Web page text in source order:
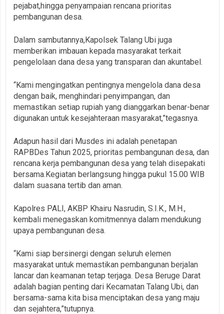
pejabat,hingga penyampaian rencana prioritas
pembangunan desa.
Dalam sambutannya,Kapolsek Talang Ubi juga
memberikan imbauan kepada masyarakat terkait
pengelolaan dana desa yang transparan dan akuntabel.
“Kami mengingatkan pentingnya mengelola dana desa
dengan baik, menghindari penyimpangan, dan
memastikan setiap rupiah yang dianggarkan benar-benar
digunakan untuk kesejahteraan masyarakat,”tegasnya.
Adapun hasil dari Musdes ini adalah penetapan
RAPBDes Tahun 2025, prioritas pembangunan desa, dan
rencana kerja pembangunan desa yang telah disepakati
bersama.Kegiatan berlangsung hingga pukul 15.00 WIB
dalam suasana tertib dan aman.
Kapolres PALI, AKBP Khairu Nasrudin, S.I.K., M.H.,
kembali menegaskan komitmennya dalam mendukung
upaya pembangunan desa.
“Kami siap bersinergi dengan seluruh elemen
masyarakat untuk memastikan pembangunan berjalan
lancar dan keamanan tetap terjaga. Desa Beruge Darat
adalah bagian penting dari Kecamatan Talang Ubi, dan
bersama-sama kita bisa menciptakan desa yang maju
dan sejahtera,”tutupnya.